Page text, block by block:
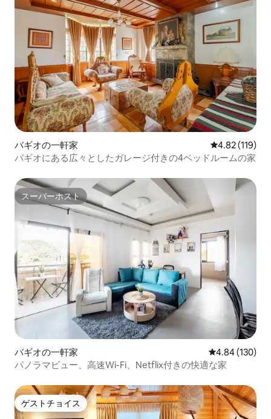
バギオの一軒家 レビュー119
4.82 (119)
バギオにある広々としたガレージ付きの4ベッドルームの家
スーパーホスト
スーパーホスト
バギオの一軒家 レビュー130
4.84 (130)
パノラマビュー、高速Wi-Fi、Netflix付きの快適な家
ゲストチョイス
ゲストチョイス